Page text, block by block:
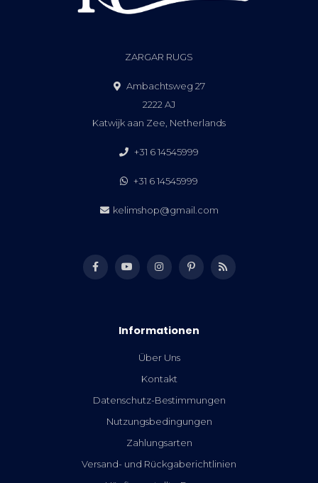
ZARGAR RUGS
Ambachtsweg 27
2222 AJ
Katwijk aan Zee, Netherlands
+31 6 14545999
+31 6 14545999
kelimshop@gmail.com
Informationen
Über Uns
Kontakt
Datenschutz-Bestimmungen
Nutzungsbedingungen
Zahlungsarten
Versand- und Rückgaberichtlinien